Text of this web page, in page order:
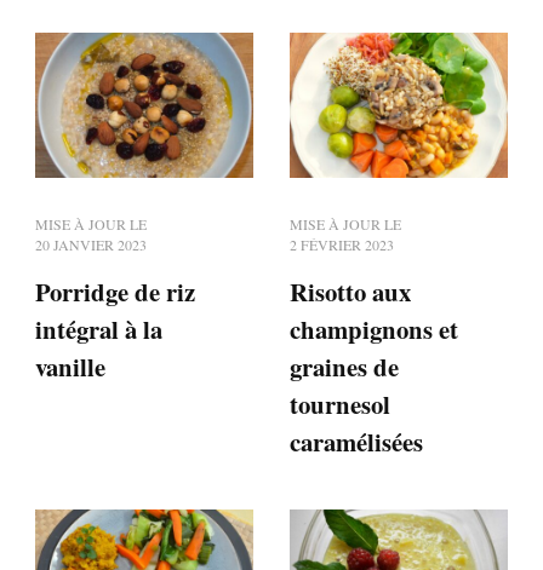
MISE À JOUR LE
20 JANVIER 2023
Porridge de riz
intégral à la
vanille
MISE À JOUR LE
2 FÉVRIER 2023
Risotto aux
champignons et
graines de
tournesol
caramélisées